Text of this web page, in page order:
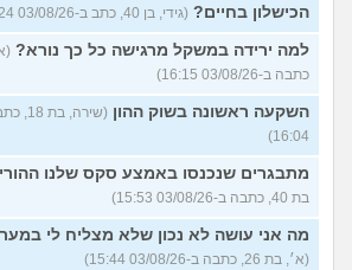
הכישלון בחיים? (גידי, בן 40, כתב ב-03/08/26 16:24)
למה ירידה במשקל מרגישה כל כך נורא?
כתבה ב-03/08/26 16:15)
השקעה ראשונה בשוק ההון
16:04)
מתבגרים שנכנסו באמצע סקס שלנו
בת 40, כתבה ב-03/08/26 15:53)
מה אני עושה לא נכון שלא מצליח לי
(א׳, בת 26, כתבה ב-03/08/26 15:44)